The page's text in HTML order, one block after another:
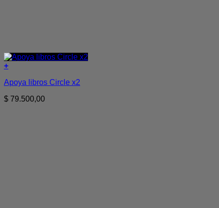
+
Apoya libros Circle x2
$ 79.500,00